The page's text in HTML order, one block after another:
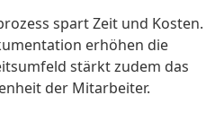
spart Zeit und Kosten.
erhöhen die
stärkt zudem das
der Mitarbeiter.